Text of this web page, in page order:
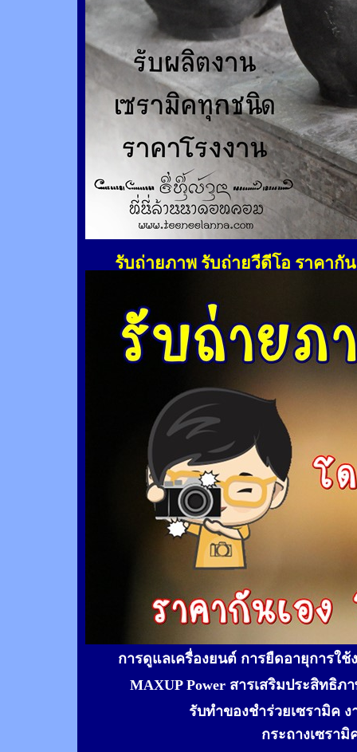
รับถ่ายภาพ รับถ่ายวีดีโอ ราคากั
การดูแลเครื่องยนต์ การยืดอายุการใ
MAXUP Power สารเสริมประสิทธิ
รับทำของชำร่วยเซรามิค
กระถางเซรา